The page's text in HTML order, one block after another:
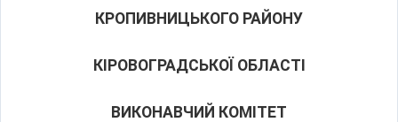
КРОПИВНИЦЬКОГО РАЙОНУ
КІРОВОГРАДСЬКОЇ ОБЛАСТІ
ВИКОНАВЧИЙ КОМІТЕТ